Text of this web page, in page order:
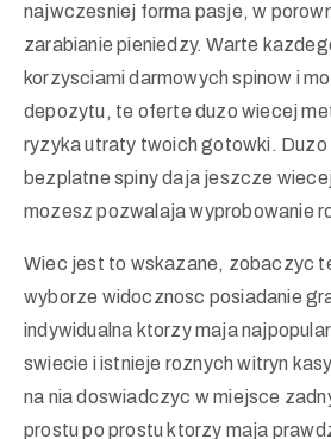
najwczesniej forma pasje, w
zarabianie pieniedzy. Warte
korzysciami darmowych spinow i
depozytu, te oferte duzo wiecej
ryzyka utraty twoich gotowki. Duzo
bezplatne spiny daja jeszcze
mozesz pozwalaja wyprobowanie
Wiec jest to wskazane, zobaczyc
wyborze widocznosc posiadanie
indywidualna ktorzy maja
swiecie i istnieje roznych witryn
na nia doswiadczyc w miejsce
prostu po prostu ktorzy maja